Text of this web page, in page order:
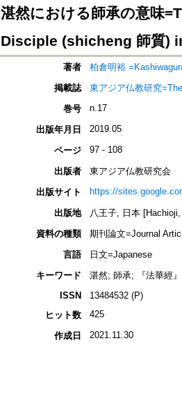
湛然における師承の意味
Disciple (shicheng 師質)
著者 柏倉明裕
掲載誌
東アジア仏教研究
巻号
n.17
出版年月日 2019.05
ページ 97 - 108
出版者
東アジア仏教研究会
出版サイト
https://
出版地
八王子, 日本 [Hachioji,
資料の種類
期刊論文=Journal
言語
日文=Japanese
キーワード
湛然; 師承; 『法華經
ISSN
13484532 (P)
ヒット数
425
作成日 2021.11.30